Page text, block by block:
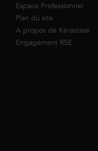
Espace Professionnel
Plan du site
A propos de Kérastase
Engagement RSE